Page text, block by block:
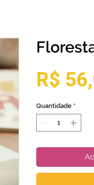
R$
Quantidade *